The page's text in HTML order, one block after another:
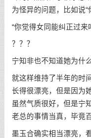
为怪异的问题，比如说
“你觉得女同能纠正过来
？？？
宁知非也不知道她为什
就这样维持了半年的时
长得很漂亮，但是因为
虽然气质很好，但是宁
老总的事情当真，毕竟
墨玉合确实相当漂亮，